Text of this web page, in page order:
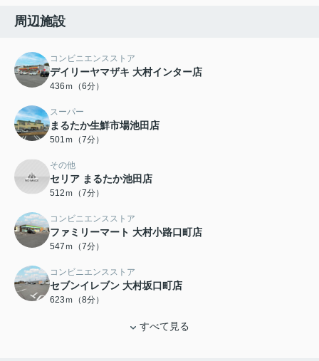
周辺施設
コンビニエンスストア
デイリーヤマザキ 大村インター店
436ｍ（6分）
スーパー
まるたか生鮮市場池田店
501ｍ（7分）
その他
セリア まるたか池田店
512ｍ（7分）
コンビニエンスストア
ファミリーマート 大村小路口町店
547ｍ（7分）
コンビニエンスストア
セブンイレブン 大村坂口町店
623ｍ（8分）
すべて見る